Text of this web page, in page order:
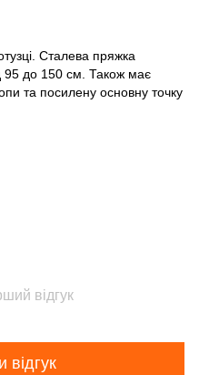
Сталева пряжка
95 до 150 см. Також має
та посилену основну точку
відгук
відгук